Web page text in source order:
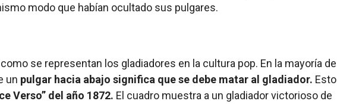
modo que habían ocultado sus pulgares.
se representan los gladiadores en la cultura pop. En la mayoría de
un pulgar hacia abajo significa que se debe matar al gladiador. Esto
Verso” del año 1872. El cuadro muestra a un gladiador victorioso de